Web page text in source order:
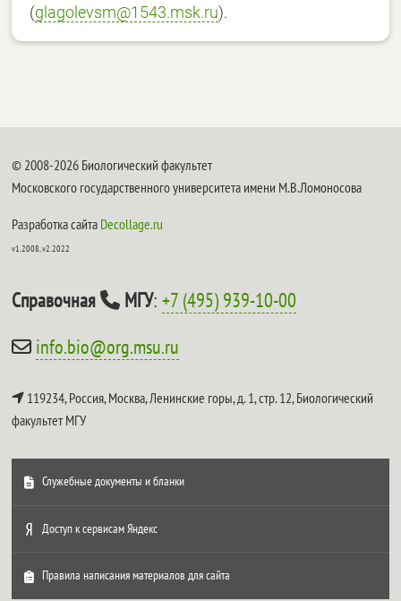
(glagolevsm@1543.msk.ru).
© 2008-2026 Биологический факультет
Московского государственного университета имени М.В.Ломоносова
Разработка сайта Decollage.ru
v1.2008, v2.2022
Справочная МГУ:+7 (495) 939-10-00
info.bio@org.msu.ru
119234, Россия, Москва, Ленинские горы, д. 1, стр. 12,Биологический
факультет МГУ
Служебные документы и бланки
Доступ к сервисам Яндекс
Правила написания материалов для сайта